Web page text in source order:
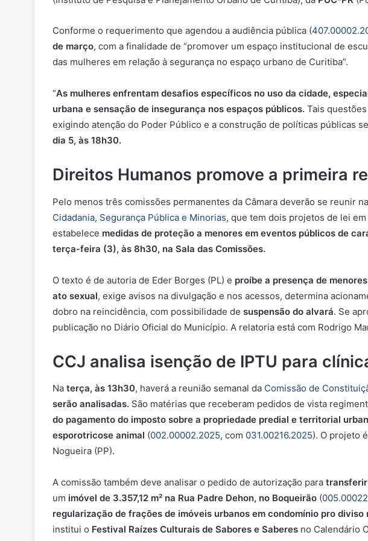
Conforme o requerimento que agendou a audiência pública (
de março, com a finalidade de “promover um espaço institucional de
das mulheres em relação à segurança no espaço urbano de Curitiba”.
“As mulheres enfrentam desafios específicos no uso da cidade,
urbana e sensação de insegurança nos espaços públicos. Tais
exigindo atenção do Poder Público e a construção de políticas públicas
dia 5, às 18h30.
Direitos Humanos promove a primeira
Pelo menos três comissões permanentes da Câmara deverão se reunir
Cidadania, Segurança Pública e Minorias, que tem dois projetos de lei
estabelece medidas de proteção a menores em eventos públicos de
terça-feira (3), às 8h30, na Sala das Comissões.
O texto é de autoria de Eder Borges (PL) e proíbe a presença de
ato sexual, exige avisos na divulgação e nos acessos, determina
dobro na reincidência, com possibilidade de suspensão do alvará. Se
publicação no Diário Oficial do Município. A relatoria está com Rodrigo
CCJ analisa isenção de IPTU para
Na terça, às 13h30, haverá a reunião semanal da Comissão de
serão analisadas. São matérias que receberam pedidos de vista
do pagamento do imposto sobre a propriedade predial e territorial
esporotricose animal (002.00002.2025, com 031.00216.2025). O projeto
Nogueira (PP).
A comissão também deve analisar o pedido de autorização para
um imóvel de 3.357,12 m² na Rua Padre Dehon, no Boqueirão (
regularização de frações de imóveis urbanos em condomínio pro diviso
institui o Festival Raízes Culturais de Sabores e Saberes no Calendário